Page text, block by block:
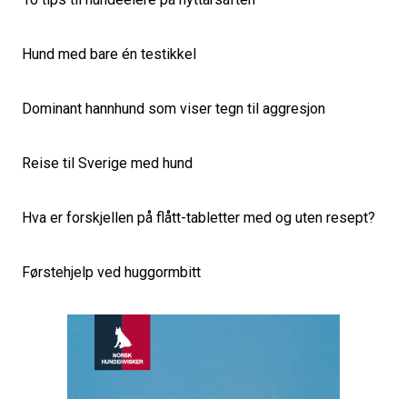
Hund med bare én testikkel
Dominant hannhund som viser tegn til aggresjon
Reise til Sverige med hund
Hva er forskjellen på flått-tabletter med og uten resept?
Førstehjelp ved huggormbitt